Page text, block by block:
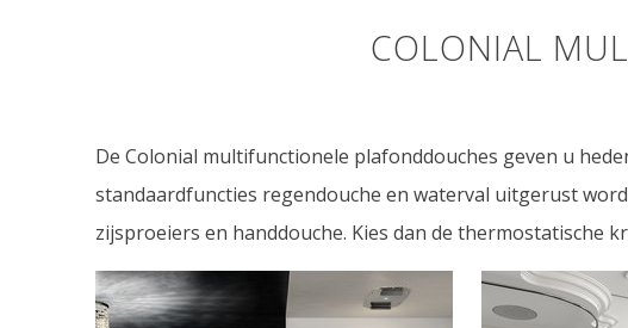
COLONIAL
De Colonial multifunctionele plafonddouches geven u
standaardfuncties regendouche en waterval uitgerust
zijsproeiers en handdouche. Kies dan de thermostatische